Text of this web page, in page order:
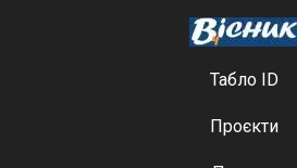
Табло ID
Проєкти